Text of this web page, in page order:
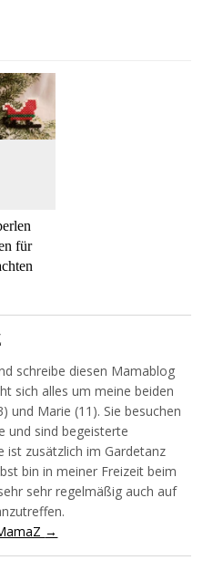
für
schreibe diesen Mamablog
sich alles um meine beiden
und Marie (11). Sie besuchen
und sind begeisterte
ist zusätzlich im Gardetanz
bin in meiner Freizeit beim
sehr regelmäßig auch auf
→